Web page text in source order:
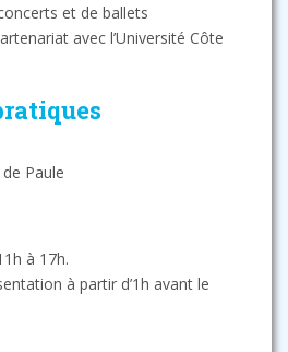
et de ballets
avec l’Université Côte
Paule
à 17h.
à partir d’1h avant le